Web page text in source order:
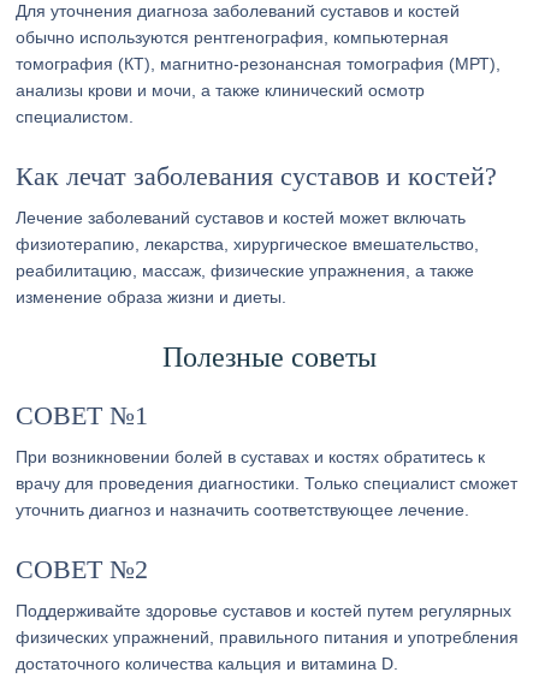
Для уточнения диагноза заболеваний суставов и костей
обычно используются рентгенография, компьютерная
томография (КТ), магнитно-резонансная томография (МРТ),
анализы крови и мочи, а также клинический осмотр
специалистом.
Как лечат заболевания суставов и костей?
Лечение заболеваний суставов и костей может включать
физиотерапию, лекарства, хирургическое вмешательство,
реабилитацию, массаж, физические упражнения, а также
изменение образа жизни и диеты.
Полезные советы
СОВЕТ №1
При возникновении болей в суставах и костях обратитесь к
врачу для проведения диагностики. Только специалист сможет
уточнить диагноз и назначить соответствующее лечение.
СОВЕТ №2
Поддерживайте здоровье суставов и костей путем регулярных
физических упражнений, правильного питания и употребления
достаточного количества кальция и витамина D.